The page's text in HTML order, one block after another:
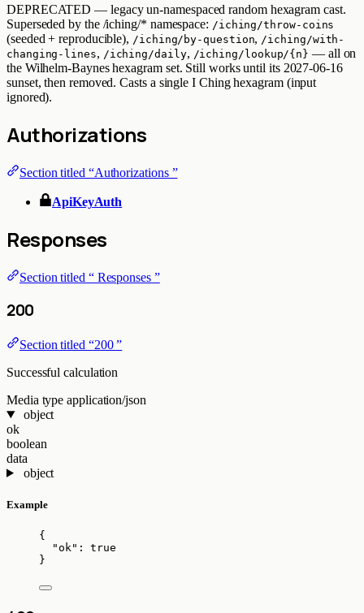
DEPRECATED — legacy un-namespaced random hexagram cast.
Superseded by the /iching/* namespace: /iching/throw-coins
(seeded + reproducible), /iching/by-question, /iching/with-
changing-lines, /iching/daily, /iching/lookup/{n} — all on
the Wilhelm-Baynes hexagram set. Still works until its 2027-06-16
sunset, then removed. Casts a single I Ching hexagram (input
ignored).
Authorizations
Section titled “Authorizations ”
ApiKeyAuth
Responses
Section titled “ Responses ”
200
Section titled “200 ”
Successful calculation
Media type application/json
object
ok
boolean
data
object
Example
{
"ok" : true
}